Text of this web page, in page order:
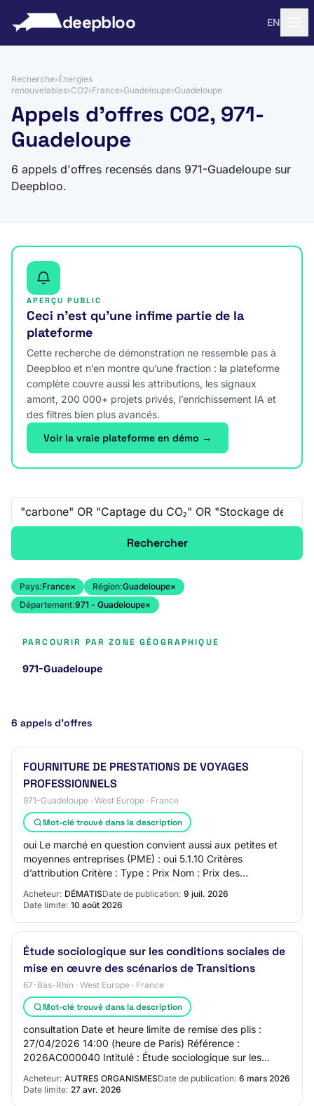
deepbloo EN
Recherche›Énergies
renouvelables›CO2›France›Guadeloupe›Guadeloupe
Appels d'offres CO2, 971-
Guadeloupe
6 appels d'offres recensés dans 971-Guadeloupe sur
Deepbloo.
APERÇU PUBLIC
Ceci n’est qu’une infime partie de la
plateforme
Cette recherche de démonstration ne ressemble pas à
Deepbloo et n’en montre qu’une fraction : la plateforme
complète couvre aussi les attributions, les signaux
amont, 200 000+ projets privés, l’enrichissement IA et
des filtres bien plus avancés.
Voir la vraie plateforme en démo →
Recherche libre
Rechercher
Pays:France× Région:Guadeloupe×
Département:971 - Guadeloupe×
PARCOURIR PAR ZONE GÉOGRAPHIQUE
971-Guadeloupe
6 appels d’offres
FOURNITURE DE PRESTATIONS DE VOYAGES
PROFESSIONNELS
971-Guadeloupe · West Europe · France
Mot-clé trouvé dans la description
oui Le marché en question convient aussi aux petites et
moyennes entreprises (PME) : oui 5.1.10 Critères
d’attribution Critère : Type : Prix Nom : Prix des
prestations Description : prix des billets…
Acheteur: DÉMATISDate de publication: 9 juil. 2026
Date limite: 10 août 2026
Étude sociologique sur les conditions sociales de
mise en œuvre des scénarios de Transitions
67-Bas-Rhin · West Europe · France
Mot-clé trouvé dans la description
consultation Date et heure limite de remise des plis :
27/04/2026 14:00 (heure de Paris) Référence :
2026AC000040 Intitulé : Étude sociologique sur les
Acheteur: AUTRES ORGANISMESDate de publication: 6 mars 2026
Date limite: 27 avr. 2026